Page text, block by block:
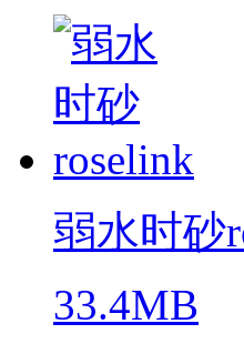
弱水时砂
33.4MB